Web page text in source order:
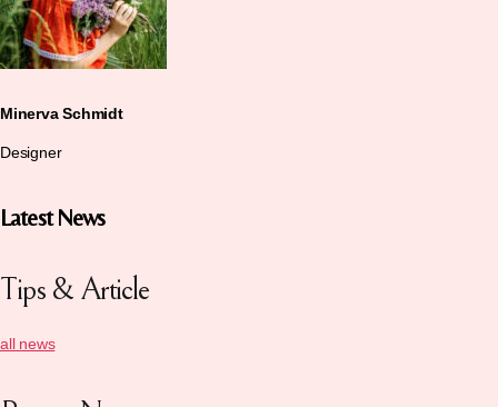
Minerva Schmidt
Designer
Latest News
Tips & Article
all news